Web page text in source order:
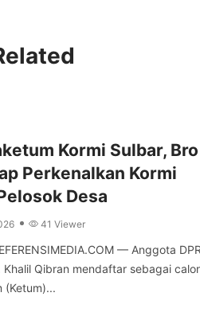
Kormi Sulbar, Bro
Perkenalkan Kormi
Desa
41 Viewer
— Anggota
Khalil Qibran mendaftar sebagai
(Ketum)...